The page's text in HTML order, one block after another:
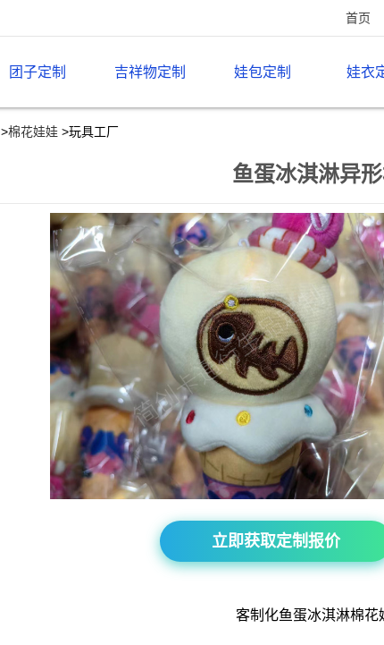
首页
团子定制 吉祥物定制 娃包定制 娃衣
>棉花娃娃>玩具工厂
鱼蛋冰淇淋异
立即获取定制报价
客制化鱼蛋冰淇淋棉花